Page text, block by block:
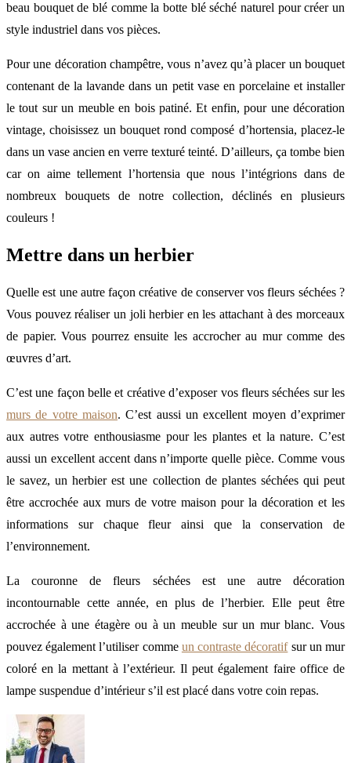
beau bouquet de blé comme la botte blé séché naturel pour créer un
style industriel dans vos pièces.
Pour une décoration champêtre, vous n’avez qu’à placer un bouquet
contenant de la lavande dans un petit vase en porcelaine et installer
le tout sur un meuble en bois patiné. Et enfin, pour une décoration
vintage, choisissez un bouquet rond composé d’hortensia, placez-le
dans un vase ancien en verre texturé teinté. D’ailleurs, ça tombe bien
car on aime tellement l’hortensia que nous l’intégrions dans de
nombreux bouquets de notre collection, déclinés en plusieurs
couleurs !
Mettre dans un herbier
Quelle est une autre façon créative de conserver vos fleurs séchées ?
Vous pouvez réaliser un joli herbier en les attachant à des morceaux
de papier. Vous pourrez ensuite les accrocher au mur comme des
œuvres d’art.
C’est une façon belle et créative d’exposer vos fleurs séchées sur les
murs de votre maison. C’est aussi un excellent moyen d’exprimer
aux autres votre enthousiasme pour les plantes et la nature. C’est
aussi un excellent accent dans n’importe quelle pièce. Comme vous
le savez, un herbier est une collection de plantes séchées qui peut
être accrochée aux murs de votre maison pour la décoration et les
informations sur chaque fleur ainsi que la conservation de
l’environnement.
La couronne de fleurs séchées est une autre décoration
incontournable cette année, en plus de l’herbier. Elle peut être
accrochée à une étagère ou à un meuble sur un mur blanc. Vous
pouvez également l’utiliser comme un contraste décoratifsur un mur
coloré en la mettant à l’extérieur. Il peut également faire office de
lampe suspendue d’intérieur s’il est placé dans votre coin repas.